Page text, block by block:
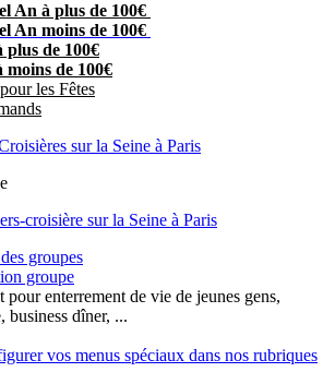
An à plus de 100€
An moins de 100€
plus de 100€
moins de 100€
les Fêtes
croisière sur la Seine à Paris
groupe
pour enterrement de vie de jeunes gens,
business dîner, ...
vos menus spéciaux dans nos rubriques